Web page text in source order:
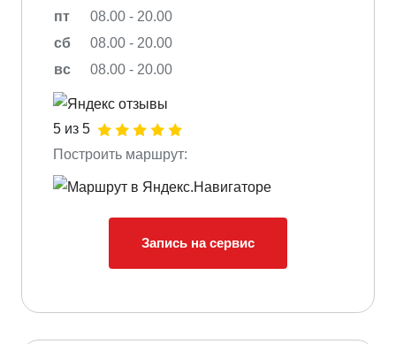
пт
08.00 - 20.00
сб
08.00 - 20.00
вс
08.00 - 20.00
5 из 5
Построить маршрут:
Запись на сервис